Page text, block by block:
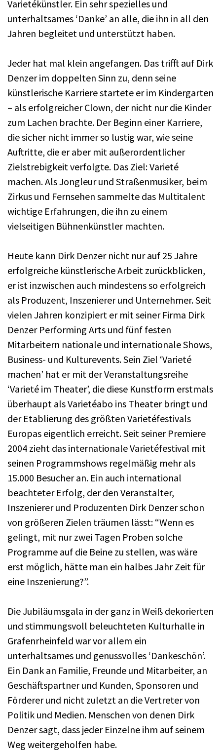
Varietékünstler. Ein sehr spezielles und
unterhaltsames ‘Danke’ an alle, die ihn in all den
Jahren begleitet und unterstützt haben.
Jeder hat mal klein angefangen. Das trifft auf Dirk
Denzer im doppelten Sinn zu, denn seine
künstlerische Karriere startete er im Kindergarten
– als erfolgreicher Clown, der nicht nur die Kinder
zum Lachen brachte. Der Beginn einer Karriere,
die sicher nicht immer so lustig war, wie seine
Auftritte, die er aber mit außerordentlicher
Zielstrebigkeit verfolgte. Das Ziel: Varieté
machen. Als Jongleur und Straßenmusiker, beim
Zirkus und Fernsehen sammelte das Multitalent
wichtige Erfahrungen, die ihn zu einem
vielseitigen Bühnenkünstler machten.
Heute kann Dirk Denzer nicht nur auf 25 Jahre
erfolgreiche künstlerische Arbeit zurückblicken,
er ist inzwischen auch mindestens so erfolgreich
als Produzent, Inszenierer und Unternehmer. Seit
vielen Jahren konzipiert er mit seiner Firma Dirk
Denzer Performing Arts und fünf festen
Mitarbeitern nationale und internationale Shows,
Business- und Kulturevents. Sein Ziel ‘Varieté
machen’ hat er mit der Veranstaltungsreihe
‘Varieté im Theater’, die diese Kunstform erstmals
überhaupt als Varietéabo ins Theater bringt und
der Etablierung des größten Varietéfestivals
Europas eigentlich erreicht. Seit seiner Premiere
2004 zieht das internationale Varietéfestival mit
seinen Programmshows regelmäßig mehr als
15.000 Besucher an. Ein auch international
beachteter Erfolg, der den Veranstalter,
Inszenierer und Produzenten Dirk Denzer schon
von größeren Zielen träumen lässt: “Wenn es
gelingt, mit nur zwei Tagen Proben solche
Programme auf die Beine zu stellen, was wäre
erst möglich, hätte man ein halbes Jahr Zeit für
eine Inszenierung?”.
Die Jubiläumsgala in der ganz in Weiß dekorierten
und stimmungsvoll beleuchteten Kulturhalle in
Grafenrheinfeld war vor allem ein
unterhaltsames und genussvolles ‘Dankeschön’.
Ein Dank an Familie, Freunde und Mitarbeiter, an
Geschäftspartner und Kunden, Sponsoren und
Förderer und nicht zuletzt an die Vertreter von
Politik und Medien. Menschen von denen Dirk
Denzer sagt, dass jeder Einzelne ihm auf seinem
Weg weitergeholfen habe.